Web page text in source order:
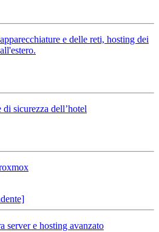
e delle reti, hosting dei
sicurezza dell’hotel
server e hosting avanzato